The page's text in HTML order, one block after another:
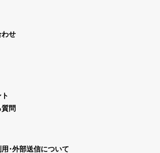
わせ
問
･外部送信について